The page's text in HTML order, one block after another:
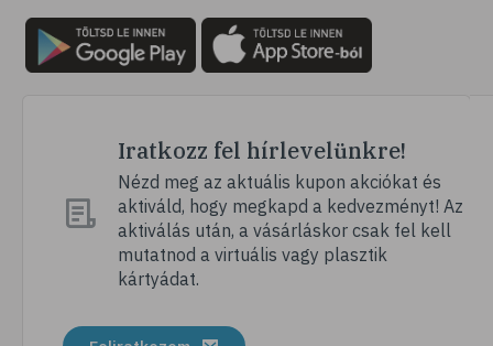
Iratkozz fel hírlevelünkre!
Nézd meg az aktuális kupon akciókat és
aktiváld, hogy megkapd a kedvezményt! Az
aktiválás után, a vásárláskor csak fel kell
mutatnod a virtuális vagy plasztik
kártyádat.